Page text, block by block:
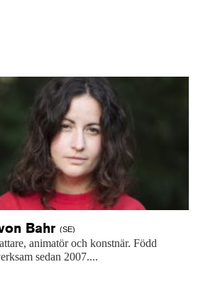
Bahr (SE)
animatör och konstnär. Född
sedan 2007....